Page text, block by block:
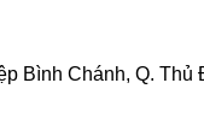
Bình Chánh, Q. Thủ